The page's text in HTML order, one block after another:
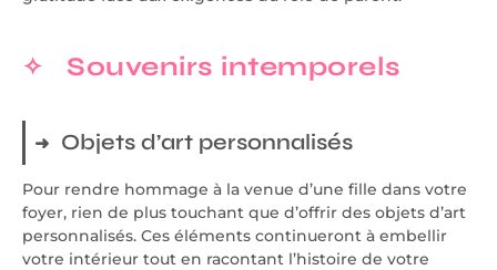
Souvenirs intemporels
Objets d’art personnalisés
Pour rendre hommage à la venue d’une fille dans votre
foyer, rien de plus touchant que d’offrir des objets d’art
personnalisés. Ces éléments continueront à embellir
votre intérieur tout en racontant l’histoire de votre